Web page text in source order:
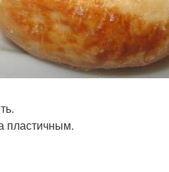
пластичным.